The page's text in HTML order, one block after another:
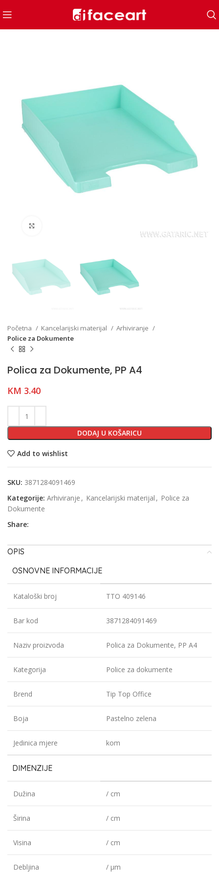
Početna Kancelarijski materijal
Arhiviranje
Police za Dokumente
Polica za Dokumente, PP A4
KM 3.40
DODAJ U KOŠARICU
Add to wishlist
SKU: 3871284091469
Kategorije: Arhiviranje , Kancelarijski materijal , Police za
Dokumente
Share:
OPIS
OSNOVNE INFORMACIJE
Kataloški broj TTO 409146
Bar kod 3871284091469
Naziv proizvoda Polica za Dokumente, PP A4
Kategorija Police za dokumente
Brend Tip Top Office
Boja Pastelno zelena
Jedinica mjere kom
DIMENZIJE
Dužina / cm
Širina / cm
Visina / cm
Debljina / µm